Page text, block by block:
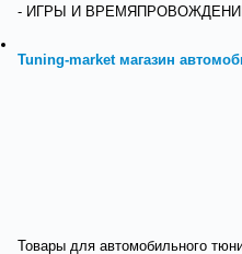
- ИГРЫ И
Tuning-market магазин
Товары для автомобильного